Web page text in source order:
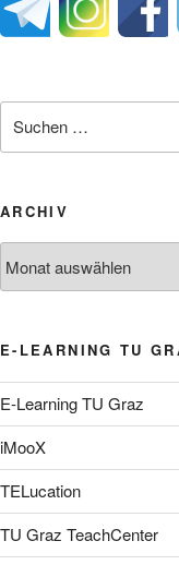
nach:
ARCHIV
E-LEARNING TU
E-Learning TU Graz
iMooX
TELucation
TU Graz TeachCenter